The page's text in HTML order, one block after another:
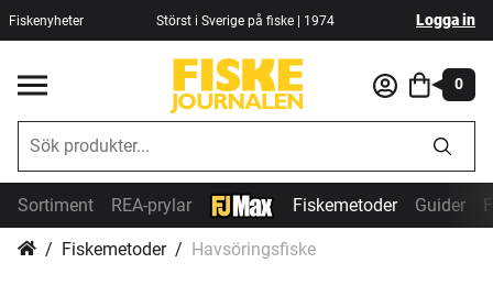
Fiskenyheter Störst i Sverige på fiske | 1974 Logga in
0
Sortiment REA-prylar Fiskemetoder Guider
Fiskemetoder Havsöringsfiske